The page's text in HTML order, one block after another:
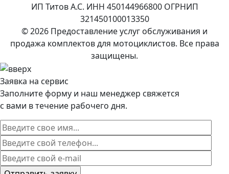
ИП Титов А.С. ИНН 450144966800 ОГРНИП
321450100013350
© 2026 Предоставление услуг обслуживания и
продажа комплектов для мотоциклистов. Все права
защищены.
Заявка на сервис
Заполните форму и наш менеджер свяжется
с вами в течение рабочего дня.